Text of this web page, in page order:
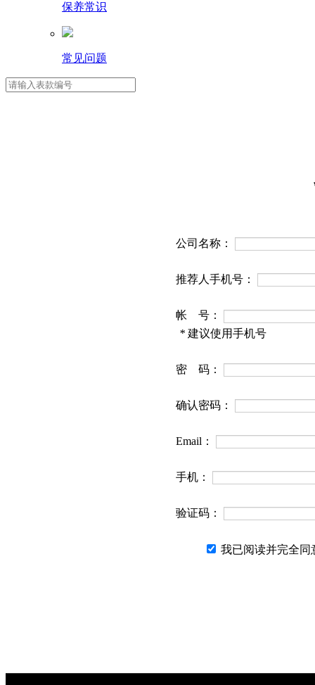
保养常识
常见问题
公司名称：
推荐人手机号：
帐 号：
* 建议使用手机号
密 码：
确认密码：
Email：
手机：
验证码：
我已阅读并完全同